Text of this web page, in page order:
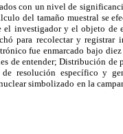
con un nivel de
del tamaño muestral se
investigador y el objeto
para recolectar y registrar
fue enmarcado bajo
de entender; Distribución de
de resolución específico y
simbolizado en la